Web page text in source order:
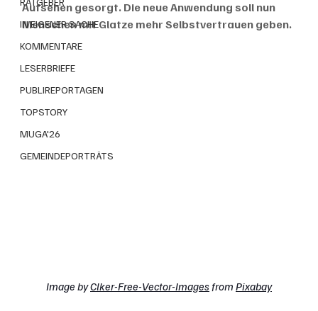
IN EIGENER SACHE
KOMMENTARE
LESERBRIEFE
PUBLIREPORTAGEN
TOPSTORY
MUGA'26
GEMEINDEPORTRÄTS
Aufsehen gesorgt. Die neue Anwendung soll nun
Menschen mit Glatze mehr Selbstvertrauen geben.
Image by Clker-Free-Vector-Images from Pixabay